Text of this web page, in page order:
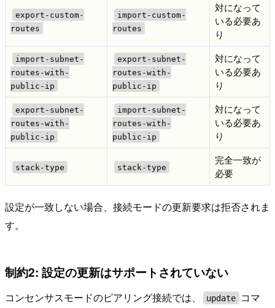
export-custom-
routes
import-custom-
routes
対になって
いる必要あ
り
import-subnet-
routes-with-
public-ip
export-subnet-
routes-with-
public-ip
対になって
いる必要あ
り
export-subnet-
routes-with-
public-ip
import-subnet-
routes-with-
public-ip
対になって
いる必要あ
り
stack-type stack-type
完全一致が
必要
設定が一致しない場合、接続モードの更新要求は拒否されま
す。
制約2: 設定の更新はサポートされていない
コンセンサスモードのピアリング接続では、 update
コマ